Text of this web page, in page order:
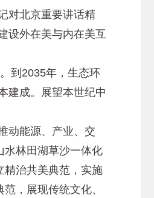
对北京重要讲话精
设外在美与内在美互
到2035年，生态环
建成。展望本世纪中
动能源、产业、交
水林田湖草沙一体化
精治共美典范，实施
，展现传统文化、